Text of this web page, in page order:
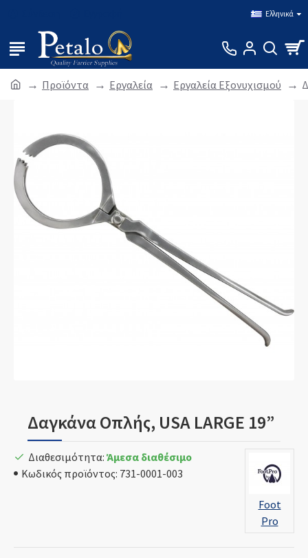
Ελληνικά
Προϊόντα Εργαλεία Εργαλεία Εξονυχισμού
Δαγκάνα Οπλής, USA LARGE 19”
Διαθεσιμότητα: Άμεσα διαθέσιμο
Κωδικός προϊόντος: 731-0001-003
Foot
Pro